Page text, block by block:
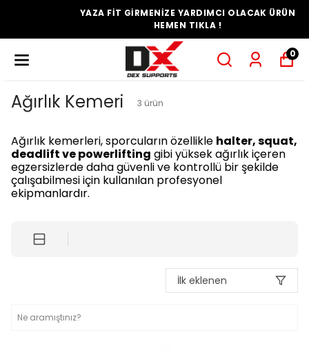
YAZA FİT GİRMENİZE YARDIMCI OLACAK ÜRÜN
HEMEN TIKLA !
0
Ağırlık Kemeri 3 ürün
Ağırlık kemerleri, sporcuların özellikle halter, squat,
deadlift ve powerlifting gibi yüksek ağırlık içeren
egzersizlerde daha güvenli ve kontrollü bir şekilde
çalışabilmesi için kullanılan profesyonel
ekipmanlardır.
İlk eklenen